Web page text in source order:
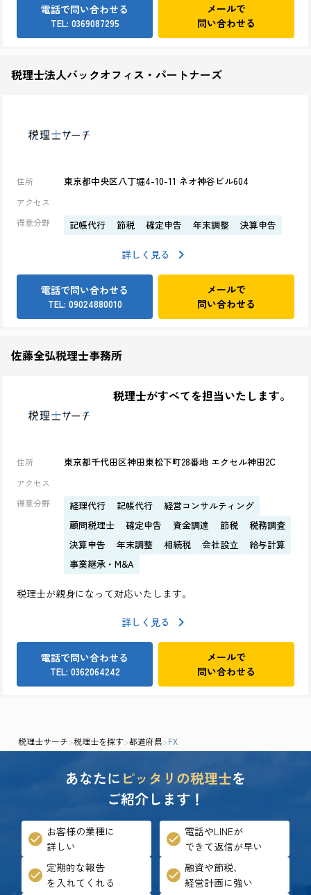
電話で問い合わせる
TEL: 0369087295
メールで
問い合わせる
税理士法人バックオフィス・パートナーズ
住所 東京都中央区八丁堀4-10-11 ネオ神谷ビル604
アクセス
得意分野
記帳代行 節税 確定申告 年末調整 決算申告
詳しく見る
電話で問い合わせる
TEL: 09024880010
メールで
問い合わせる
佐藤全弘税理士事務所
税理士がすべてを担当いたします。
住所 東京都千代田区神田東松下町28番地 エクセル神田2C
アクセス
得意分野
経理代行 記帳代行
経営コンサルティング
顧問税理士
確定申告 資金調達 節税
税務調査
決算申告
年末調整 相続税 会社設立
給与計算
事業継承・M&A
税理士が親身になって対応いたします。
詳しく見る
電話で問い合わせる
TEL: 0362064242
メールで
問い合わせる
税理士サーチ>税理士を探す>都道府県>FX
あなたに ピッタリの税理士を
ご紹介します！
お客様の業種に
詳しい
電話やLINEが
できて返信が早い
定期的な報告
を入れてくれる
融資や節税、
経営計画に強い